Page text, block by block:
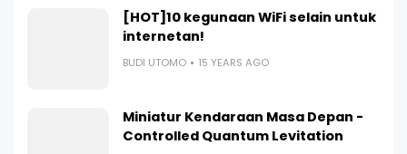
[HOT]10 kegunaan WiFi selain untuk
internetan!
BUDI UTOMO 15 YEARS AGO
Miniatur Kendaraan Masa Depan -
Controlled Quantum Levitation